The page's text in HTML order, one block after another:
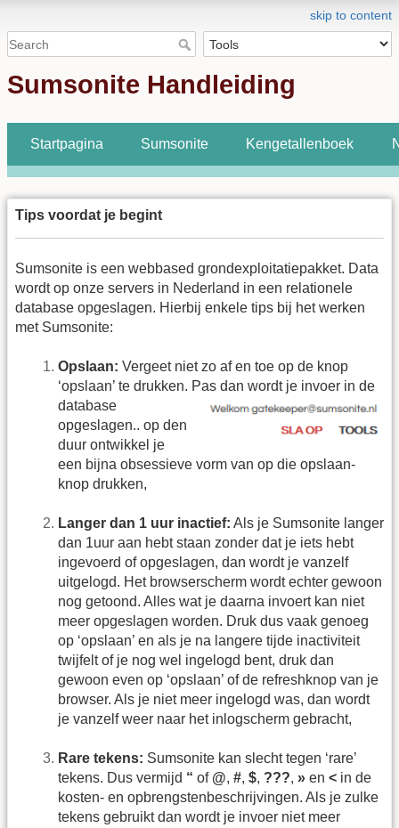
skip to content
Sumsonite Handleiding
Startpagina Sumsonite Kengetallenboek
Tips voordat je begint
Sumsonite is een webbased grondexploitatiepakket. Data
wordt op onze servers in Nederland in een relationele
database opgeslagen. Hierbij enkele tips bij het werken
met Sumsonite:
Opslaan: Vergeet niet zo af en toe op de knop
‘opslaan’ te drukken. Pas dan wordt je invoer in de
database
opgeslagen.. op den
duur ontwikkel je
een bijna obsessieve vorm van op die opslaan-
knop drukken,
Langer dan 1 uur inactief: Als je Sumsonite langer
dan 1uur aan hebt staan zonder dat je iets hebt
ingevoerd of opgeslagen, dan wordt je vanzelf
uitgelogd. Het browserscherm wordt echter gewoon
nog getoond. Alles wat je daarna invoert kan niet
meer opgeslagen worden. Druk dus vaak genoeg
op ‘opslaan’ en als je na langere tijde inactiviteit
twijfelt of je nog wel ingelogd bent, druk dan
gewoon even op ‘opslaan’ of de refreshknop van je
browser. Als je niet meer ingelogd was, dan wordt
je vanzelf weer naar het inlogscherm gebracht,
Rare tekens: Sumsonite kan slecht tegen ‘rare’
tekens. Dus vermijd “ of @, #, $, ???, » en < in de
kosten- en opbrengstenbeschrijvingen. Als je zulke
tekens gebruikt dan wordt je invoer niet meer